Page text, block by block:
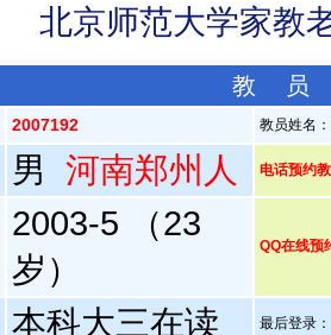
北京师范大学家教
教
2007192 教员姓名
男河南郑州人 电话预约
2003-5 （23
岁）
QQ在线预
本科大三在读 最后登录